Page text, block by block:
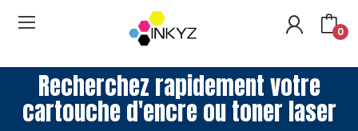
0
Recherchez rapidement votre
cartouche d'encre ou toner laser